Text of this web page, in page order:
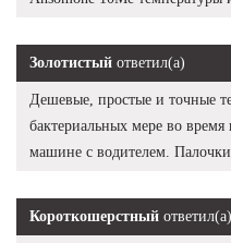
Золотистый ответил(а)
Дешевые, простые и точные
бактериальных мере во время
машине с водителем.
Короткошерстный ответил(а)